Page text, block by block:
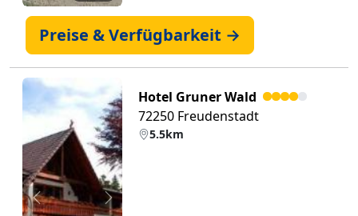
Preise & Verfügbarkeit →
Zurück Weiter
Hotel Gruner Wald
72250 Freudenstadt
5.5km